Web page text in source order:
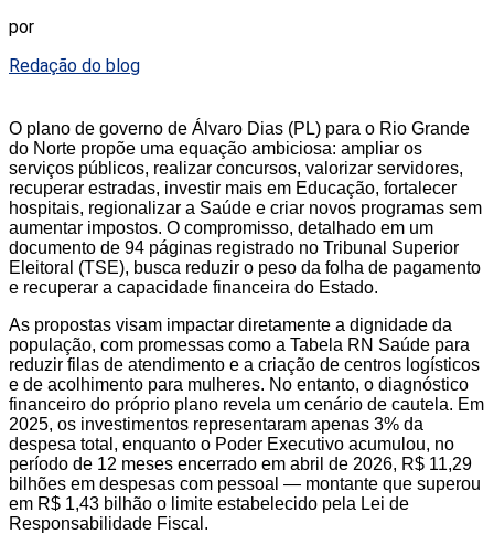
por
Redação do blog
O plano de governo de Álvaro Dias (PL) para o Rio Grande
do Norte propõe uma equação ambiciosa: ampliar os
serviços públicos, realizar concursos, valorizar servidores,
recuperar estradas, investir mais em Educação, fortalecer
hospitais, regionalizar a Saúde e criar novos programas sem
aumentar impostos. O compromisso, detalhado em um
documento de 94 páginas registrado no Tribunal Superior
Eleitoral (TSE), busca reduzir o peso da folha de pagamento
e recuperar a capacidade financeira do Estado.
As propostas visam impactar diretamente a dignidade da
população, com promessas como a Tabela RN Saúde para
reduzir filas de atendimento e a criação de centros logísticos
e de acolhimento para mulheres. No entanto, o diagnóstico
financeiro do próprio plano revela um cenário de cautela. Em
2025, os investimentos representaram apenas 3% da
despesa total, enquanto o Poder Executivo acumulou, no
período de 12 meses encerrado em abril de 2026, R$ 11,29
bilhões em despesas com pessoal — montante que superou
em R$ 1,43 bilhão o limite estabelecido pela Lei de
Responsabilidade Fiscal.